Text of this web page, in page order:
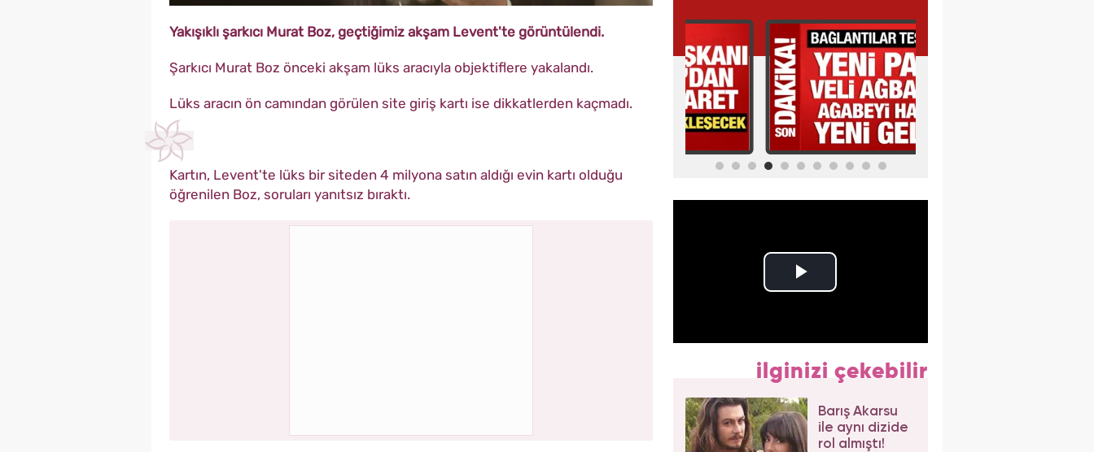
Yakışıklı şarkıcı Murat Boz, geçtiğimiz akşam Levent'te görüntülendi.
Şarkıcı Murat Boz önceki akşam lüks aracıyla objektiflere yakalandı.
Lüks aracın ön camından görülen site giriş kartı ise dikkatlerden kaçmadı.
Kartın, Levent'te lüks bir siteden 4 milyona satın aldığı evin kartı olduğu
öğrenilen Boz, soruları yanıtsız bıraktı.
ilginizi çekebilir
Barış Akarsu
ile aynı dizide
rol almıştı!